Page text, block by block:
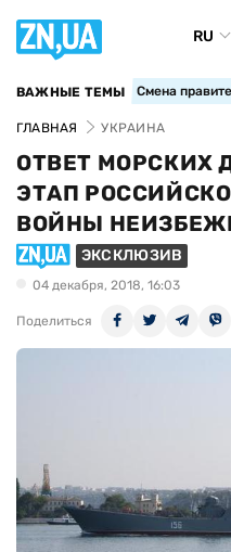
RU
ВАЖНЫЕ ТЕМЫ Смена
ГЛАВНАЯ УКРАИНА
ОТВЕТ МОРСКИХ
ЭТАП
ВОЙНЫ
ЭКСКЛЮЗИВ
04 декабря, 2018, 16:03
Поделиться